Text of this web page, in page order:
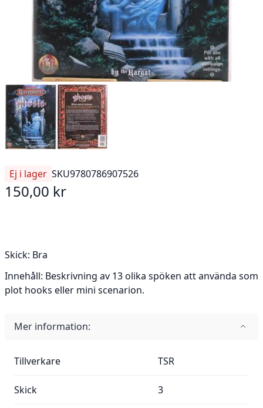
Ej i lager SKU9780786907526
150,00 kr
Skick: Bra
Innehåll: Beskrivning av 13 olika spöken att använda som
plot hooks eller mini scenarion.
Mer information:
Tillverkare TSR
Skick 3